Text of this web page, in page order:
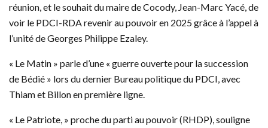
réunion, et le souhait du maire de Cocody, Jean-Marc Yacé, de
voir le PDCI-RDA revenir au pouvoir en 2025 grâce à l’appel à
l’unité de Georges Philippe Ezaley.
« Le Matin » parle d’une « guerre ouverte pour la succession
de Bédié » lors du dernier Bureau politique du PDCI, avec
Thiam et Billon en première ligne.
« Le Patriote, » proche du parti au pouvoir (RHDP), souligne